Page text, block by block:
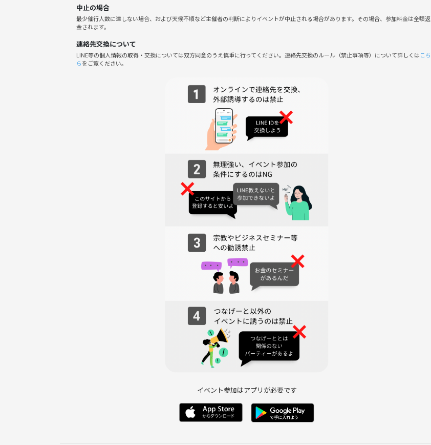
・勧誘・営業・告知・引き抜き・しつこいナンパ・暴言など
・過度なナンパ行為や迷惑行為
・開催内容や風景写真、動画のSNS等への無許可投稿
サークルやイベントの輪を乱す行動をする方、運営側の指示に従っていただけない方や運営側が参加者様としてふさ
わしくないと判断した方は、参加をお断りする場合がございます。
みんなでワイワイ、楽しい夜をつくりましょう！
中止の場合
最少催行人数に達しない場合、および天候不順など主催者の判断によりイベントが中止される場合があります。その場合、参加料金は全額返
金されます。
連絡先交換について
LINE等の個人情報の取得・交換については双方同意のうえ慎重に行ってください。連絡先交換のルール（禁止事項等）について詳しくはこち
らをご覧ください。
イベント参加はアプリが必要です